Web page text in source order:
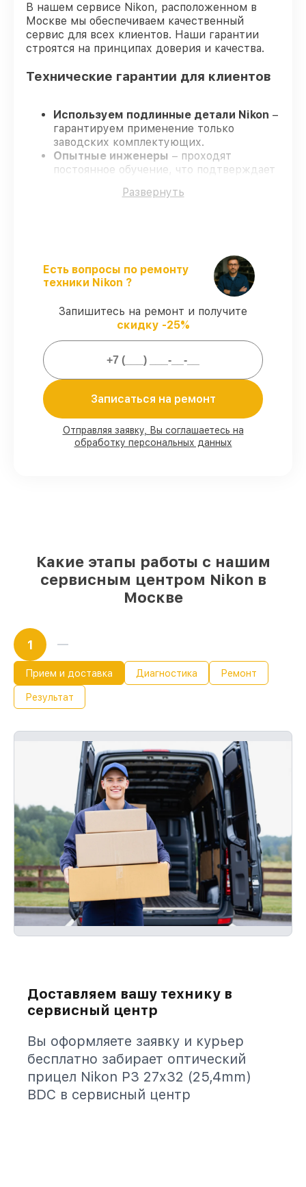
В нашем сервисе Nikon, расположенном в
Москве мы обеспечиваем качественный
сервис для всех клиентов. Наши гарантии
строятся на принципах доверия и качества.
Технические гарантии для клиентов
Используем подлинные детали Nikon –
гарантируем применение только
заводских комплектующих.
Опытные инженеры – проходят
постоянное обучение, что подтверждает
Соблюдаем сроки ремонта
запчасти защищены сервисной
гарантией.
Мы гарантируем:
ремонтов выполняем с
владельца
запчастей Nikon готовы к установке
оперативно
Оригинальные комплектующие Nikon и
Развернуть
Есть вопросы по ремонту
техники Nikon ?
Запишитесь на ремонт и получите
скидку -25%
Записаться на ремонт
Отправляя заявку, Вы соглашаетесь на
обработку персональных данных
Какие этапы работы с нашим
сервисным центром Nikon в
Москве
1
Прием и доставка Диагностика Ремонт
Результат
Доставляем вашу технику в
сервисный центр
Вы оформляете заявку и курьер
бесплатно забирает оптический
прицел Nikon P3 27x32 (25,4mm)
BDC в сервисный центр